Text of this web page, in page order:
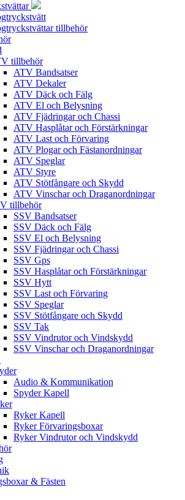
tillbehör
tillbehör
ATV Bandsatser
ATV Dekaler
ATV Däck och Fälg
ATV El och Belysning
ATV Fjädringar och Chassi
ATV Hasplåtar och Förstärkningar
ATV Last och Förvaring
ATV Plogar och Fästanordningar
ATV Speglar
ATV Styre
ATV Stötfångare och Skydd
ATV Vinschar och Draganordningar
tillbehör
SSV Bandsatser
SSV Däck och Fälg
SSV El och Belysning
SSV Fjädringar och Chassi
SSV Gps
SSV Hasplåtar och Förstärkningar
SSV Hytt
SSV Last och Förvaring
SSV Speglar
SSV Stötfångare och Skydd
SSV Tak
SSV Vindrutor och Vindskydd
SSV Vinschar och Draganordningar
Audio & Kommunikation
Spyder Kapell
Ryker Kapell
Ryker Förvaringsboxar
Ryker Vindrutor och Vindskydd
& Fästen